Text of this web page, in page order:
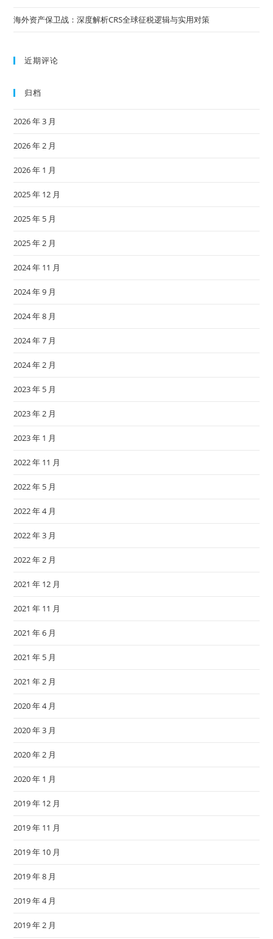
海外资产保卫战：深度解析CRS全球征税逻辑与实用对策
近期评论
归档
2026 年 3 月
2026 年 2 月
2026 年 1 月
2025 年 12 月
2025 年 5 月
2025 年 2 月
2024 年 11 月
2024 年 9 月
2024 年 8 月
2024 年 7 月
2024 年 2 月
2023 年 5 月
2023 年 2 月
2023 年 1 月
2022 年 11 月
2022 年 5 月
2022 年 4 月
2022 年 3 月
2022 年 2 月
2021 年 12 月
2021 年 11 月
2021 年 6 月
2021 年 5 月
2021 年 2 月
2020 年 4 月
2020 年 3 月
2020 年 2 月
2020 年 1 月
2019 年 12 月
2019 年 11 月
2019 年 10 月
2019 年 8 月
2019 年 4 月
2019 年 2 月